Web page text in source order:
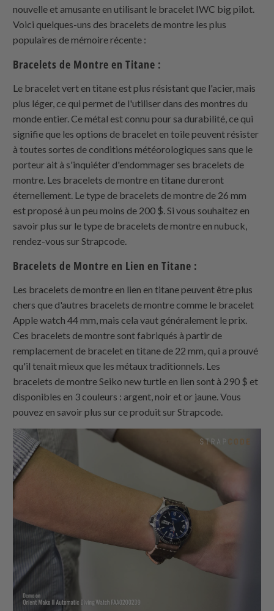
nouvelle et amusante en utilisant le bracelet IWC big pilot.
Voici quelques-uns des bracelets de montre les plus
populaires de mémoire récente :
Bracelets de Montre en Titane :
Le bracelet vert en titane est plus résistant que l'acier, mais
plus léger, ce qui permet de l'utiliser dans des montres du
monde entier. Ce métal est connu pour sa durabilité, ce qui
signifie que les options de bracelet en toile peuvent résister
à toutes sortes de conditions météorologiques sans que le
porteur ait à s'inquiéter d'endommager ses bracelets de
montre. Les bracelets de montre en titane dureront
éternellement. Le type de bracelets de montre de 26 mm
est proposé à un peu moins de 200 $. Si vous souhaitez en
savoir plus sur le type de bracelets de montre en nubuck,
rendez-vous sur Strapcode.
Bracelets de Montre en Lien en Titane :
Les bracelets de montre en lien en titane peuvent être plus
chers que d'autres bracelets de montre comme le bracelet
Apple watch 44 mm, mais cela vaut généralement le prix.
Ces bracelets de montre sont fabriqués à partir de
remplacement de bracelet en titane de 22 mm, qui a prouvé
qu'il tenait mieux que les métaux traditionnels. Les
bracelets de montre Seiko new turtle en lien sont à 290 $ et
disponibles en 3 couleurs : argent, noir et or jaune. Vous
pouvez en savoir plus sur ce produit sur Strapcode.